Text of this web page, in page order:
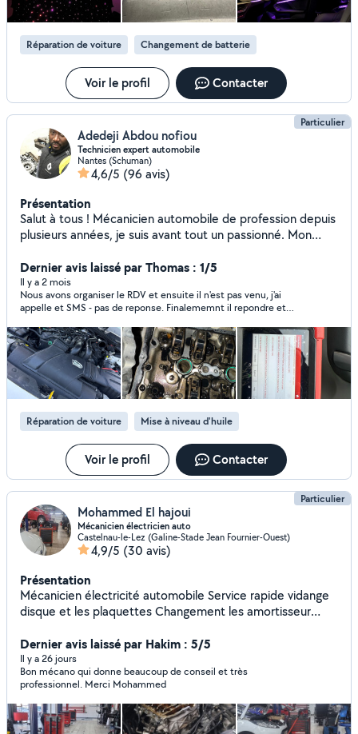
Réparation de voiture Changement de batterie
Voir le profil Contacter
Particulier
Adedeji Abdou nofiou
Technicien expert automobile
Nantes (Schuman)
4,6/5 (96 avis)
Présentation
Salut à tous ! Mécanicien automobile de profession depuis
plusieurs années, je suis avant tout un passionné. Mon
mon temps libre et mes jours de repos à aider des
personnes en difficulté. Que ce soit pour une panne
électrique, un problème mécanique ou un diagnostic, je
mets à votre disposition mon expérience et mon savoir-
faire pour vous dépanner efficacement. Formé et diplômé
dans plusieurs concessions automobiles, j'ai acquis de
solides compétences sur différents types de véhicules.
Besoin d'aide ? N'hésitez pas à me contacter, je serai ravi
de vous accompagner ! À très bientôt
Dernier avis laissé par Thomas : 1/5
Il y a 2 mois
Nous avons organiser le RDV et ensuite il n'est pas venu, j'ai
appelle et SMS - pas de reponse. Finalememnt il repondre et
etre des problems/soucis mais il faut pas faire ca (j'ai etait sur
place 2 fois, j'ai donc perdu 3 heures pour manque d'une
appelle ou message par SMS !).
Réparation de voiture Mise à niveau d'huile
Voir le profil Contacter
Particulier
Mohammed El hajoui
Mécanicien électricien auto
Castelnau-le-Lez (Galine-Stade Jean Fournier-Ouest)
4,9/5 (30 avis)
Présentation
Mécanicien électricité automobile Service rapide vidange
disque et les plaquettes Changement les amortisseur
distribution Changement ambrayage boîte à vitesse
mécanicien général Montage auto radio
Dernier avis laissé par Hakim : 5/5
Il y a 26 jours
Bon mécano qui donne beaucoup de conseil et très
professionnel. Merci Mohammed